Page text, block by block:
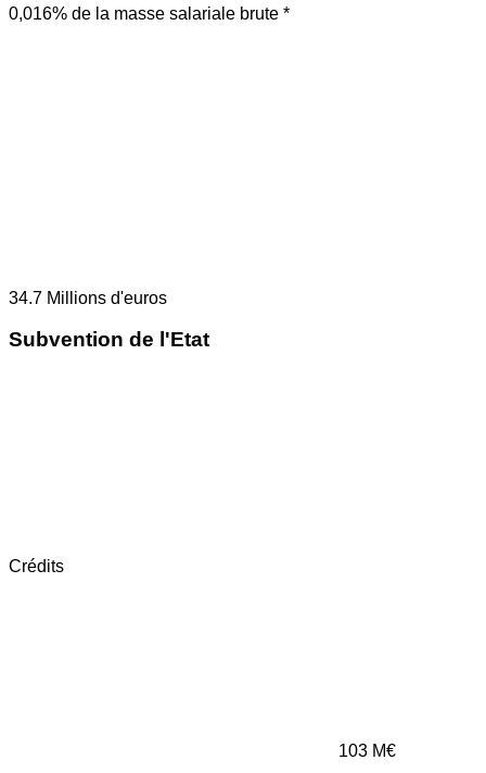
0,016% de la masse salariale brute *
34.7 Millions d'euros
Subvention de l'Etat
Crédits
103 M€